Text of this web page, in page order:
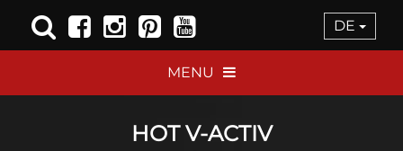
DE
MENU
HOT V-ACTIV